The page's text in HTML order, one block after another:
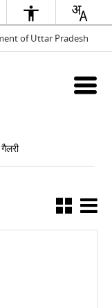
of Uttar Pradesh